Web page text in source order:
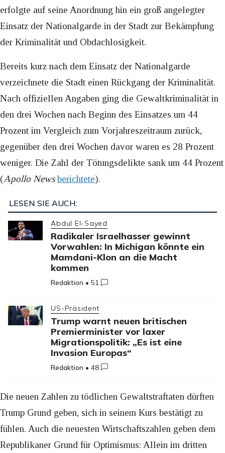
erfolgte auf seine Anordnung hin ein groß angelegter
Einsatz der Nationalgarde in der Stadt zur Bekämpfung
der Kriminalität und Obdachlosigkeit.
Bereits kurz nach dem Einsatz der Nationalgarde
verzeichnete die Stadt einen Rückgang der Kriminalität.
Nach offiziellen Angaben ging die Gewaltkriminalität in
den drei Wochen nach Beginn des Einsatzes um 44
Prozent im Vergleich zum Vorjahreszeitraum zurück,
gegenüber den drei Wochen davor waren es 28 Prozent
weniger. Die Zahl der Tötungsdelikte sank um 44 Prozent
(Apollo News berichtete).
LESEN SIE AUCH:
Abdul El-Sayed
Radikaler Israelhasser gewinnt
Vorwahlen: In Michigan könnte ein
Mamdani-Klon an die Macht
kommen
Redaktion •51
US-Präsident
Trump warnt neuen britischen
Premierminister vor laxer
Migrationspolitik: „Es ist eine
Invasion Europas“
Redaktion •48
Die neuen Zahlen zu tödlichen Gewaltstraftaten dürften
Trump Grund geben, sich in seinem Kurs bestätigt zu
fühlen. Auch die neuesten Wirtschaftszahlen geben dem
Republikaner Grund für Optimismus: Allein im dritten